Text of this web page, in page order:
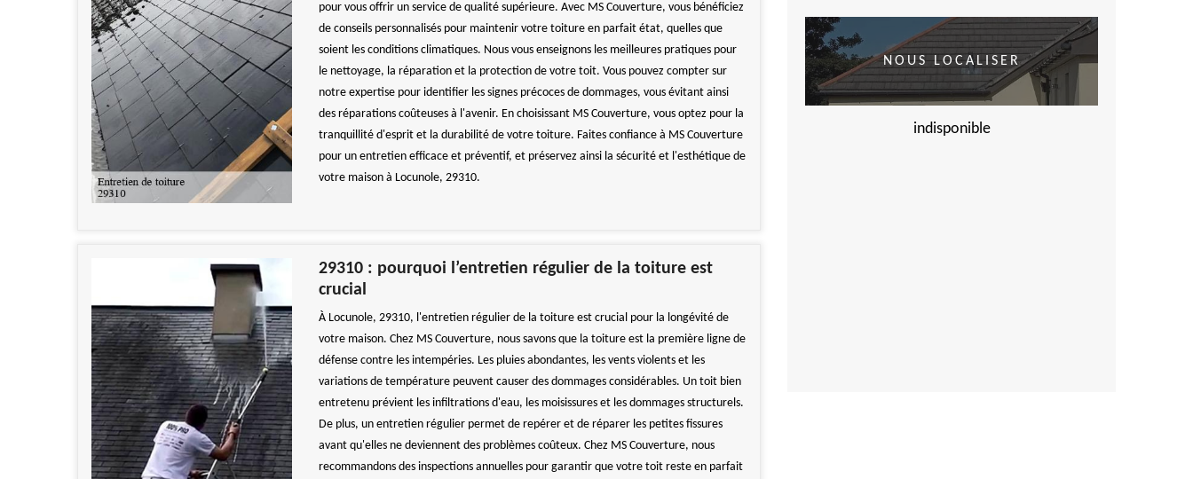
pour vous offrir un service de qualité supérieure. Avec MS Couverture, vous bénéficiez
de conseils personnalisés pour maintenir votre toiture en parfait état, quelles que
soient les conditions climatiques. Nous vous enseignons les meilleures pratiques pour
le nettoyage, la réparation et la protection de votre toit. Vous pouvez compter sur
notre expertise pour identifier les signes précoces de dommages, vous évitant ainsi
des réparations coûteuses à l'avenir. En choisissant MS Couverture, vous optez pour la
tranquillité d'esprit et la durabilité de votre toiture. Faites confiance à MS Couverture
pour un entretien efficace et préventif, et préservez ainsi la sécurité et l'esthétique de
votre maison à Locunole, 29310.
29310 : pourquoi l’entretien régulier de la toiture est
crucial
À Locunole, 29310, l'entretien régulier de la toiture est crucial pour la longévité de
votre maison. Chez MS Couverture, nous savons que la toiture est la première ligne de
défense contre les intempéries. Les pluies abondantes, les vents violents et les
variations de température peuvent causer des dommages considérables. Un toit bien
entretenu prévient les infiltrations d'eau, les moisissures et les dommages structurels.
De plus, un entretien régulier permet de repérer et de réparer les petites fissures
avant qu'elles ne deviennent des problèmes coûteux. Chez MS Couverture, nous
recommandons des inspections annuelles pour garantir que votre toit reste en parfait
NOUS LOCALISER
indisponible